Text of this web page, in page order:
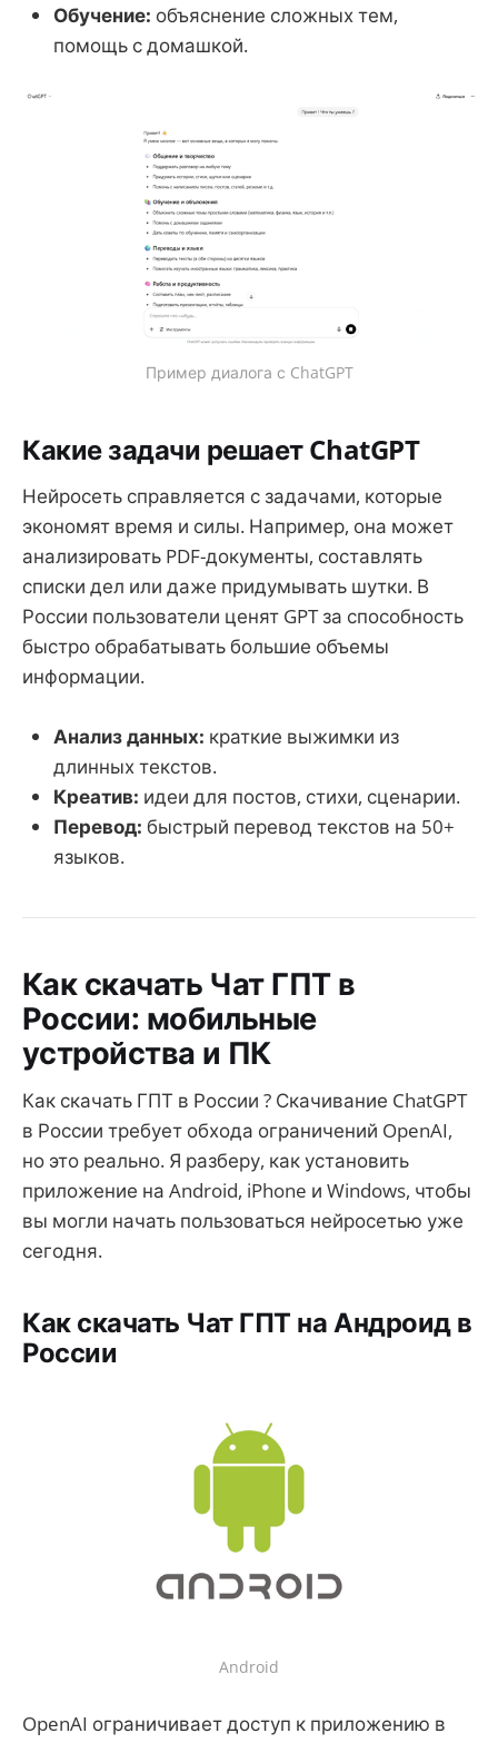
Обучение: объяснение сложных тем,
помощь с домашкой.
Пример диалога с ChatGPT
Какие задачи решает ChatGPT
Нейросеть справляется с задачами, которые
экономят время и силы. Например, она может
анализировать PDF-документы, составлять
списки дел или даже придумывать шутки. В
России пользователи ценят GPT за способность
быстро обрабатывать большие объемы
информации.
Анализ данных: краткие выжимки из
длинных текстов.
Креатив: идеи для постов, стихи, сценарии.
Перевод: быстрый перевод текстов на 50+
языков.
Как скачать Чат ГПТ в
России: мобильные
устройства и ПК
Как скачать ГПТ в России ? Скачивание ChatGPT
в России требует обхода ограничений OpenAI,
но это реально. Я разберу, как установить
приложение на Android, iPhone и Windows, чтобы
вы могли начать пользоваться нейросетью уже
сегодня.
Как скачать Чат ГПТ на Андроид в
России
Android
OpenAI ограничивает доступ к приложению в